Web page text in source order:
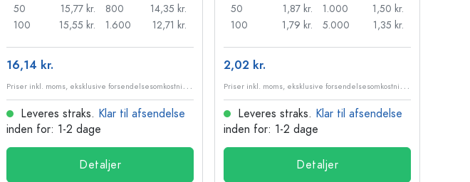
50
15,77 kr.
100
15,55 kr.
800
14,35 kr.
1.600
12,71 kr.
16,14 kr.
P
riser inkl. moms, eksklusive forsendelsesomkostninger
Leveres straks. Klar til afsendelse
inden for: 1-2 dage
Detaljer
50
1,87 kr.
100
1,79 kr.
1.000
1,50 kr.
5.000
1,35 kr.
2,02 kr.
P
riser inkl. moms, eksklusive forsendelsesomkostninger
Leveres straks. Klar til afsendelse
inden for: 1-2 dage
Detaljer